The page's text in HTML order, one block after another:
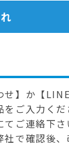
せ】か【
ご入力くだ
ご連絡下さ
で確認後